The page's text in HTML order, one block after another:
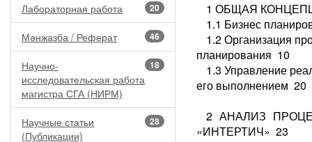
20
Лабораторная работа
46
Мәнжазба / Реферат
18
Научно-
исследовательская работа
магистра СГА (НИРМ)
28
Научные статьи
(Публикации)
1 ОБЩАЯ
1.1 Бизнес
1.2 Организация
планирования 10
1.3 Управление
его выполнением 20
2 АНАЛИЗ
«ИНТЕРТИЧ» 23